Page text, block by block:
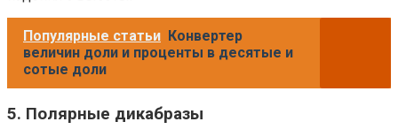
Популярные статьи Конвертер
величин доли и проценты в десятые и
сотые доли
5. Полярные дикабразы